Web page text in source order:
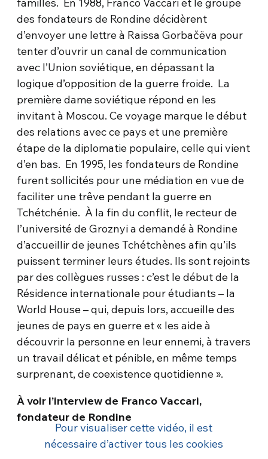
des fondateurs de Rondine décidèrent
d’envoyer une lettre à Raissa Gorbačëva pour
tenter d’ouvrir un canal de communication
avec l’Union soviétique, en dépassant la
logique d’opposition de la guerre froide. La
première dame soviétique répond en les
invitant à Moscou. Ce voyage marque le début
des relations avec ce pays et une première
étape de la diplomatie populaire, celle qui vient
d’en bas. En 1995, les fondateurs de Rondine
furent sollicités pour une médiation en vue de
faciliter une trêve pendant la guerre en
Tchétchénie. À la fin du conflit, le recteur de
l’université de Groznyi a demandé à Rondine
d’accueillir de jeunes Tchétchènes afin qu’ils
puissent terminer leurs études. Ils sont rejoints
par des collègues russes : c’est le début de la
Résidence internationale pour étudiants – la
World House – qui, depuis lors, accueille des
jeunes de pays en guerre et « les aide à
découvrir la personne en leur ennemi, à travers
un travail délicat et pénible, en même temps
surprenant, de coexistence quotidienne ».
À voir l’interview de Franco Vaccari,
fondateur de Rondine
Pour visualiser cette vidéo, il est
nécessaire d’activer tous les cookies